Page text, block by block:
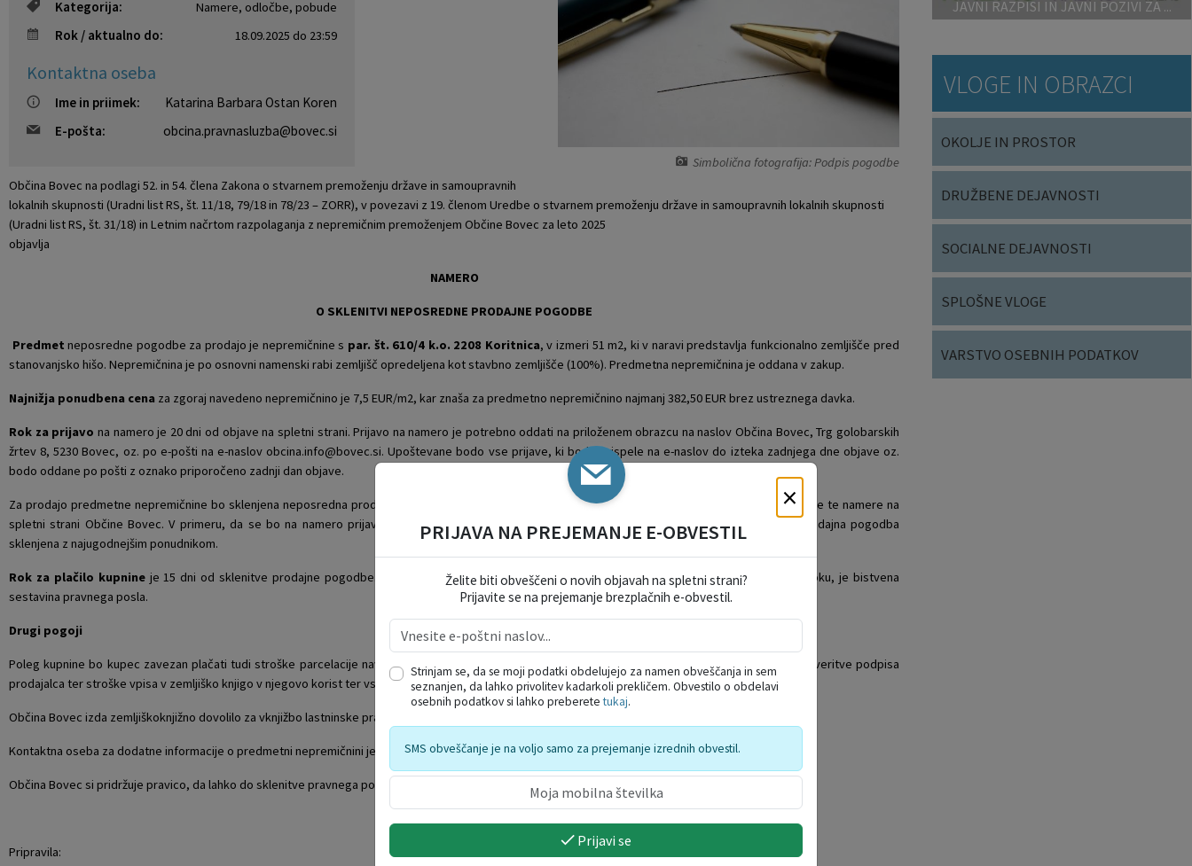
Simbolična fotografija: Podpis pogodbe
Kategorija: Namere, odločbe, pobude
Rok / aktualno do: 18.09.2025 do 23:59
Kontaktna oseba
Ime in priimek:
Katarina Barbara Ostan Koren
E-pošta:
obcina.pravnasluzba@bovec.si
Občina Bovec na podlagi 52. in 54. člena Zakona o stvarnem premoženju države in samoupravnih
lokalnih skupnosti (Uradni list RS, št. 11/18, 79/18 in 78/23 – ZORR), v povezavi z 19. členom Uredbe o stvarnem premoženju države in samoupravnih lokalnih skupnosti
(Uradni list RS, št. 31/18) in Letnim načrtom razpolaganja z nepremičnim premoženjem Občine Bovec za leto 2025
objavlja
NAMERO
O SKLENITVI NEPOSREDNE PRODAJNE POGODBE
Predmet neposredne pogodbe za prodajo je nepremičnine s par. št. 610/4 k.o. 2208 Koritnica, v izmeri 51 m2, ki v naravi predstavlja funkcionalno zemljišče pred
stanovanjsko hišo. Nepremičnina je po osnovni namenski rabi zemljišč opredeljena kot stavbno zemljišče (100%). Predmetna nepremičnina je oddana v zakup.
Najnižja ponudbena cena za zgoraj navedeno nepremičnino je 7,5 EUR/m2, kar znaša za predmetno nepremičnino najmanj 382,50 EUR brez ustreznega davka.
Rok za prijavo na namero je 20 dni od objave na spletni strani. Prijavo na namero je potrebno oddati na priloženem obrazcu na naslov Občina Bovec, Trg golobarskih
žrtev 8, 5230 Bovec, oz. po e-pošti na e-naslov obcina.info@bovec.si. Upoštevane bodo vse prijave, ki bodo prispele na e-naslov do izteka zadnjega dne objave oz.
bodo oddane po pošti z oznako priporočeno zadnji dan objave.
Za prodajo predmetne nepremičnine bo sklenjena neposredna prodajna pogodba. Prodajna pogodba bo sklenjena po poteku najmanj 20 dni od objave te namere na
spletni strani Občine Bovec. V primeru, da se bo na namero prijavilo več zainteresiranih oseb, bodo z njimi opravljena pogajanja o ceni in bo prodajna pogodba
sklenjena z najugodnejšim ponudnikom.
Rok za plačilo kupnineje 15 dni od sklenitve prodajne pogodbe. Kupnina se plača na TRR Občine Bovec. Plačilo celotne kupnine v določenem roku, je bistvena
sestavina pravnega posla.
Drugi pogoji
Poleg kupnine bo kupec zavezan plačati tudi stroške parcelacije navedene nepremičnine v višini 1.300,00 EUR in stroške davščin, strošek notarske overitve podpisa
prodajalca ter stroške vpisa v zemljiško knjigo v njegovo korist ter vse druge morebitne stroške v zvezi s prodajo.
Občina Bovec izda zemljiškoknjižno dovolilo za vknjižbo lastninske pravice po plačilu celotne kupnine.
Kontaktna oseba za dodatne informacije o predmetni nepremičnini je Katarina Barbara Ostan Koren, obcina.pravnasluzba@bovec.si, 05/3841910.
Občina Bovec si pridržuje pravico, da lahko do sklenitve pravnega posla, brez odškodninske odgovornosti, ustavi postopek.
Pripravila: župan Občine Bovec
JAVNI RAZPISI IN JAVNI POZIVI ZA ...
VLOGE IN OBRAZCI
OKOLJE IN PROSTOR
DRUŽBENE DEJAVNOSTI
SOCIALNE DEJAVNOSTI
SPLOŠNE VLOGE
VARSTVO OSEBNIH PODATKOV
Naselja v občini
Pobratene občine
Varstvo osebnih podatkov
Temeljni akti občine
Prostorski akti občine
Predpisi in odloki
Proračun občine
Lokalne volitve
Osmrtnice iz regije
×
PRIJAVA NA PREJEMANJE E-OBVESTIL
Želite biti obveščeni o novih objavah na spletni strani?
Prijavite se na prejemanje brezplačnih e-obvestil.
Strinjam se, da se moji podatki obdelujejo za namen obveščanja in sem
seznanjen, da lahko privolitev kadarkoli prekličem. Obvestilo o obdelavi
osebnih podatkov si lahko preberetetukaj.
SMS obveščanje je na voljo samo za prejemanje izrednih obvestil.
Prijavi se